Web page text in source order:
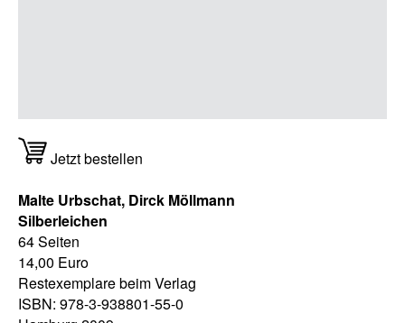
Jetzt bestellen
Malte Urbschat, Dirck Möllmann
Silberleichen
64 Seiten
14,00 Euro
Restexemplare beim Verlag
ISBN: 978-3-938801-55-0